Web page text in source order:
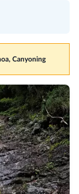
Canyoning